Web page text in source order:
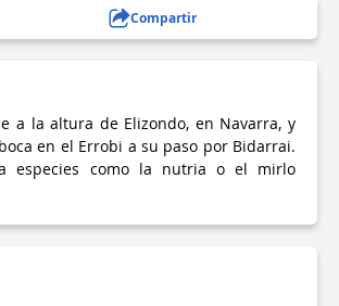
Compartir
a la altura de Elizondo, en Navarra, y
en el Errobi a su paso por Bidarrai.
especies como la nutria o el mirlo